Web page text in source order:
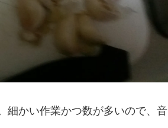
細かい作業かつ数が多いので、音